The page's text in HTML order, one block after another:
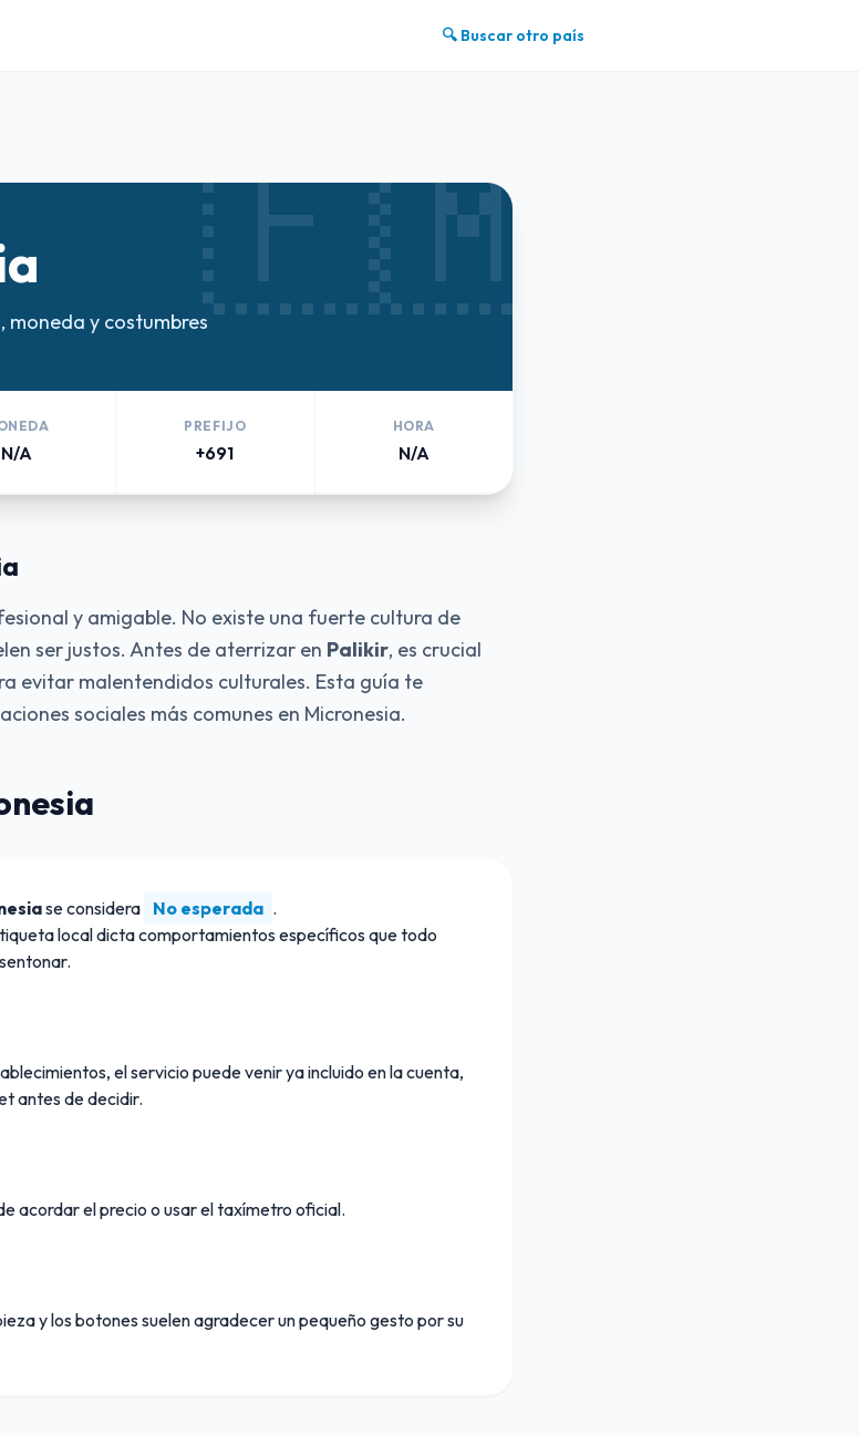
🔍 Buscar otro país
🇫🇲
moneda y costumbres
N/A
PREFIJO
+691
HORA
N/A
y amigable. No existe una fuerte cultura de
ser justos. Antes de aterrizar en Palikir, es crucial
evitar malentendidos culturales. Esta guía te
sociales más comunes en Micronesia.
se considera No esperada .
local dicta comportamientos específicos que todo
el servicio puede venir ya incluido en la cuenta,
antes de decidir.
acordar el precio o usar el taxímetro oficial.
y los botones suelen agradecer un pequeño gesto por su